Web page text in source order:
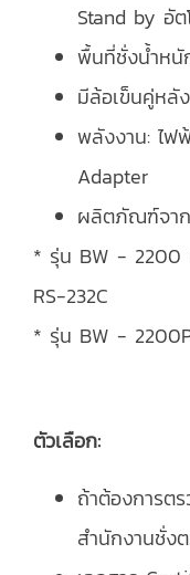
Stand by อัต
พื้นที่ชั่งน้ำห
มีล้อเข็นคู่หลั
พลังงาน: ไฟ
Adapter
ผลิตภัณฑ์จาก
* รุ่น BW - 2200
RS-232C
* รุ่น BW -
ตัวเลือก:
ถ้าต้องการต
สำนักงานชั่ง